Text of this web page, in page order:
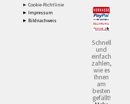
► Cookie-Richtlinie
► Impressum
► Bildnachweis
Schnell
und
einfach
zahlen,
wie es
Ihnen
am
besten
gefällt!